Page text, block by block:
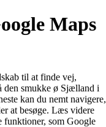
Maps
til at finde vej,
den smukke ø Sjælland i
kan du nemt navigere,
at besøge. Læs videre
funktioner, som Google